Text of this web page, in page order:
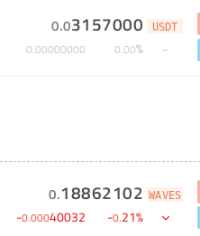
0.03157000 USDT
0.00000000 0.00%
0.18862102 WAVES
-0.00040032 -0.21%